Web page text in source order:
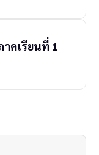
คเรียนที่ 1